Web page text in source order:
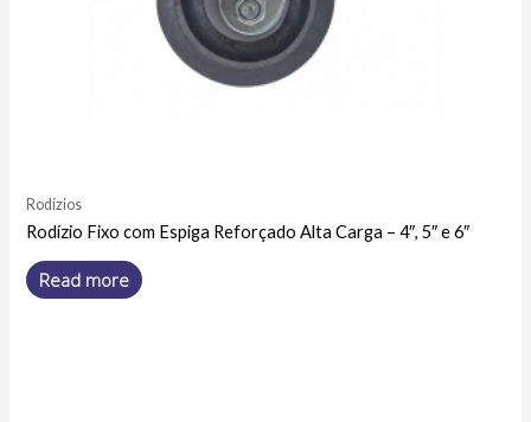
Rodízios
Rodízio Fixo com Espiga Reforçado Alta Carga – 4″, 5″ e 6″
Read more